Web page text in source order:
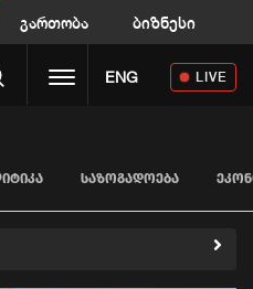
გართობა ბიზნესი
Toggle navigation
ENG LIVE
ᲡᲐᲖᲝᲒᲐᲓᲝᲔᲑᲐ